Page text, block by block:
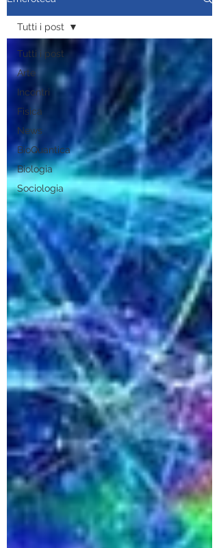
Tutti i post
Arte
Incontri
Fisica
News
BioQuantica
Biologia
Sociologia
Tutti i post